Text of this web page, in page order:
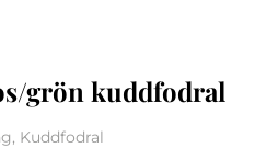
grön kuddfodral
Kuddfodral